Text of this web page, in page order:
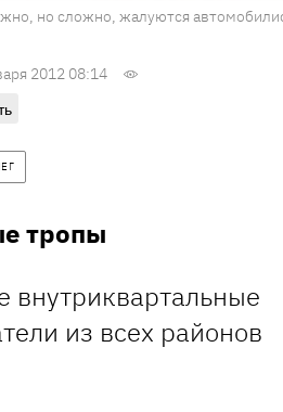
но сложно, жалуются
2012 08:14
тропы
внутриквартальные
из всех районов